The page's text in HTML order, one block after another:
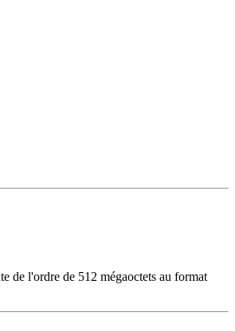
de l'ordre de 512 mégaoctets au format